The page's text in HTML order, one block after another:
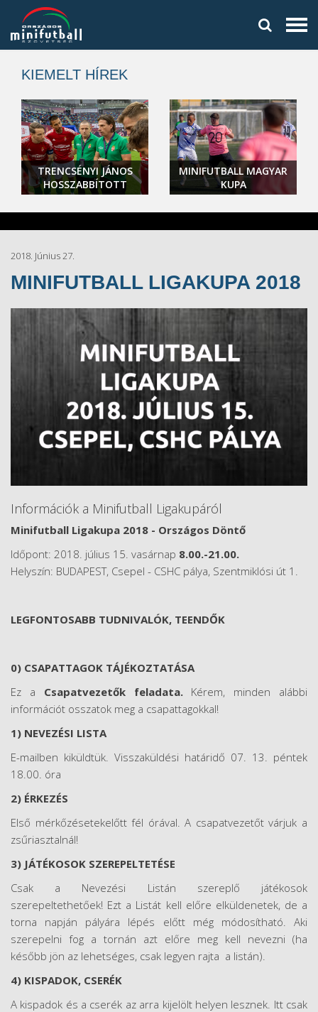
KIEMELT HÍREK
TRENCSÉNYI JÁNOS
HOSSZABBÍTOTT
MINIFUTBALL MAGYAR
KUPA
2018. Június 27.
MINIFUTBALL LIGAKUPA 2018
Információk a Minifutball Ligakupáról
Minifutball Ligakupa 2018 - Országos Döntő
Időpont: 2018. július 15. vasárnap 8.00.-21.00.
Helyszín: BUDAPEST, Csepel - CSHC pálya, Szentmiklósi út 1.
LEGFONTOSABB TUDNIVALÓK, TEENDŐK
0) CSAPATTAGOK TÁJÉKOZTATÁSA
Ez a Csapatvezetők feladata. Kérem, minden alábbi
információt osszatok meg a csapattagokkal!
1) NEVEZÉSI LISTA
E-mailben kiküldtük. Visszaküldési határidő 07. 13. péntek
18.00. óra
2) ÉRKEZÉS
Első mérkőzésetekelőtt fél órával. A csapatvezetőt várjuk a
zsűriasztalnál!
3) JÁTÉKOSOK SZEREPELTETÉSE
Csak a Nevezési Listán szereplő játékosok
szerepeltethetőek! Ezt a Listát kell előre elküldenetek, de a
torna napján pályára lépés előtt még módosítható. Aki
szerepelni fog a tornán azt előre meg kell nevezni (ha
később jön az lehetséges, csak legyen rajta a listán).
4) KISPADOK, CSERÉK
A kispadok és a cserék az arra kijelölt helyen lesznek. Itt csak